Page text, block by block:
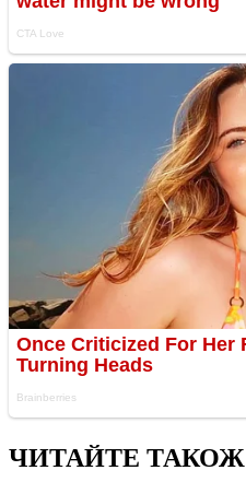
ЧИТАЙТЕ ТАКОЖ